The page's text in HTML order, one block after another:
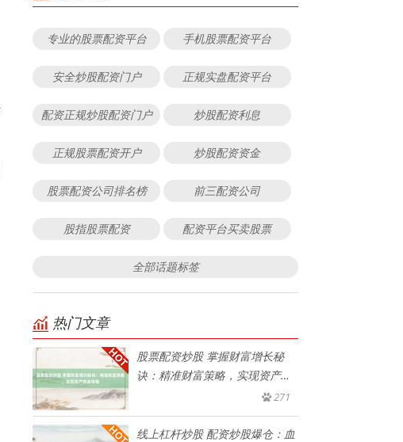
专业的股票配资平台 手机股票配资平台
安全炒股配资门户 正规实盘配资平台
配资正规炒股配资门户 炒股配资利息
正规股票配资开户 炒股配资资金
股票配资公司排名榜 前三配资公司
股指股票配资 配资平台买卖股票
全部话题标签
热门文章
股票配资炒股 掌握财富增长秘
诀：精准财富策略，实现资产快
271
线上杠杆炒股 配资炒股爆仓：血